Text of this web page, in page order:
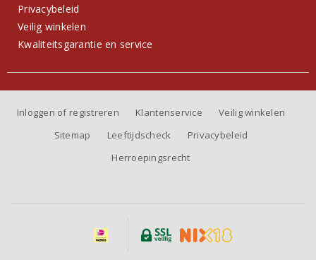
Privacybeleid
Veilig winkelen
Kwaliteitsgarantie en service
Inloggen of registreren Klantenservice
Veilig winkelen
Sitemap
Leeftijdscheck
Privacybeleid
Herroepingsrecht